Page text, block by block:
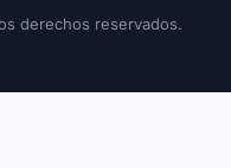
derechos reservados.